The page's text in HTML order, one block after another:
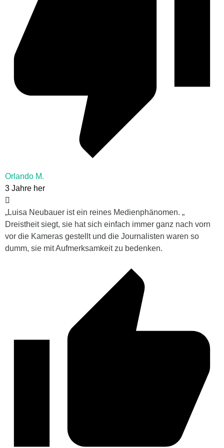
Orlando M.
3 Jahre her
„Luisa Neubauer ist ein reines Medienphänomen. „
Dreistheit siegt, sie hat sich einfach immer ganz nach vorn
vor die Kameras gestellt und die Journalisten waren so
dumm, sie mit Aufmerksamkeit zu bedenken.